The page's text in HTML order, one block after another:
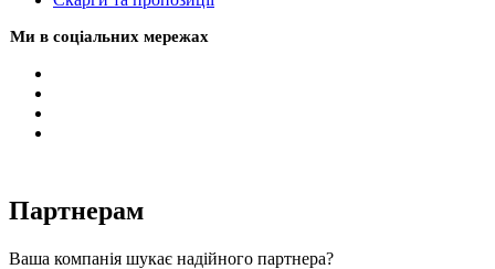
Ми в соціальних мережах
Партнерам
Ваша компанія шукає надійного партнера?